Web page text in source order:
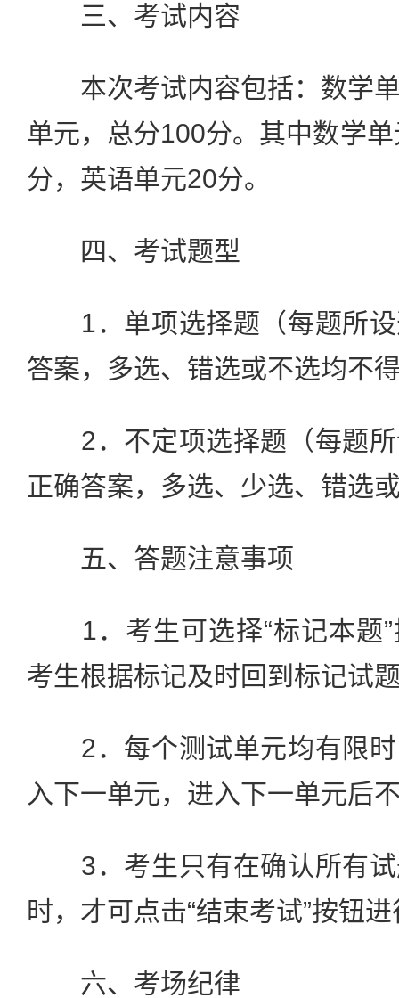
三、考试内容
本次考试内容包括：数学单
单元，总分100分。其中数学
分，英语单元20分。
四、考试题型
1．单项选择题（每题所设
答案，多选、错选或不选均不
2．不定项选择题（每题所
正确答案，多选、少选、错选
五、答题注意事项
1．考生可选择“标记本题”
考生根据标记及时回到标记试
2．每个测试单元均有限时
入下一单元，进入下一单元后
3．考生只有在确认所有试
时，才可点击“结束考试”按钮
六、考场纪律